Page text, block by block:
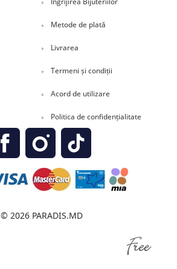
Metode de plată
Livrarea
Termeni și condiții
Acord de utilizare
Politica de confidențialitate
© 2026 PARADIS.MD